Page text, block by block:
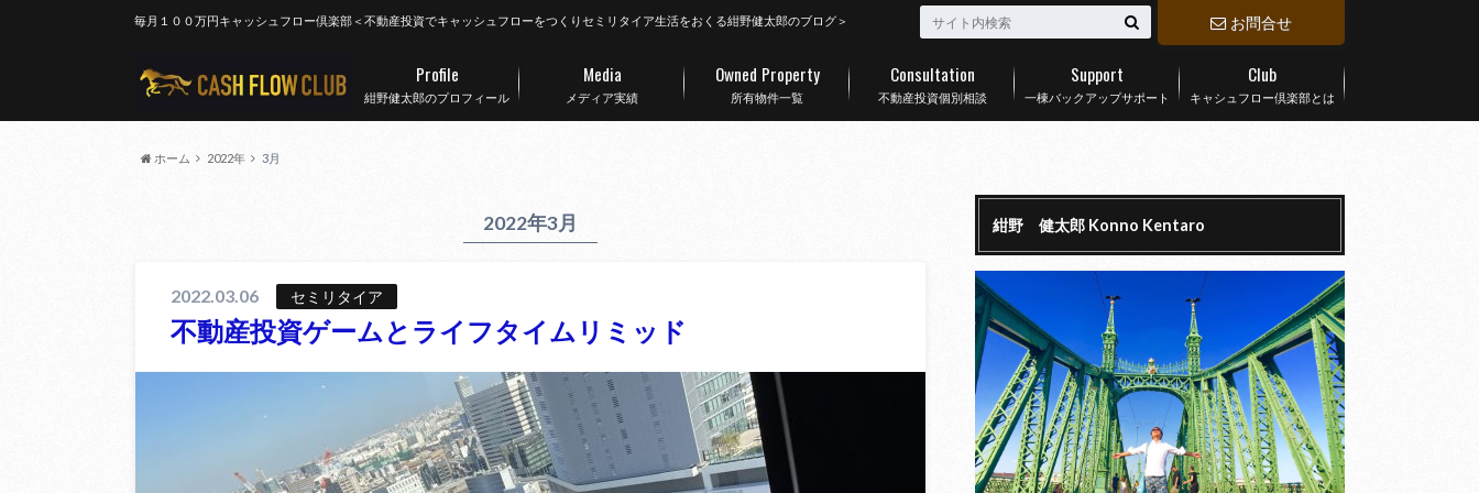
毎月１００万円キャッシュフロー倶楽部＜不動産投資でキャッシュフローをつくりセミリタイア生活をおくる紺野健太郎のブログ＞ お問合せ
紺野健太郎のプロフィール
Profile
メディア実績
Media
所有物件一覧
Owned Property
不動産投資個別相談
Consultation
一棟バックアップサポート
Support
キャシュフロー倶楽部とは
Club
ホーム 2022年 3月
2022年3月
2022.03.06 セミリタイア
不動産投資ゲームとライフタイムリミッド
紺野 健太郎 Konno Kentaro